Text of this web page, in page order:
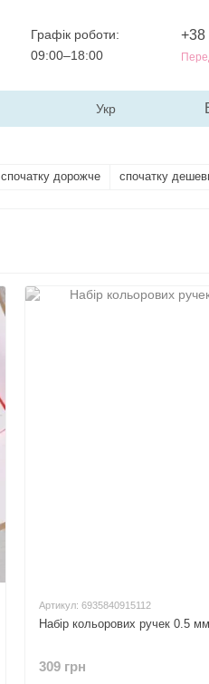
Графік роботи:
09:00–18:00
+38
Укр
спочатку дорожче спочатку
Артикул: 6935840915112
Набір кольорових ручек 0.5
309 грн